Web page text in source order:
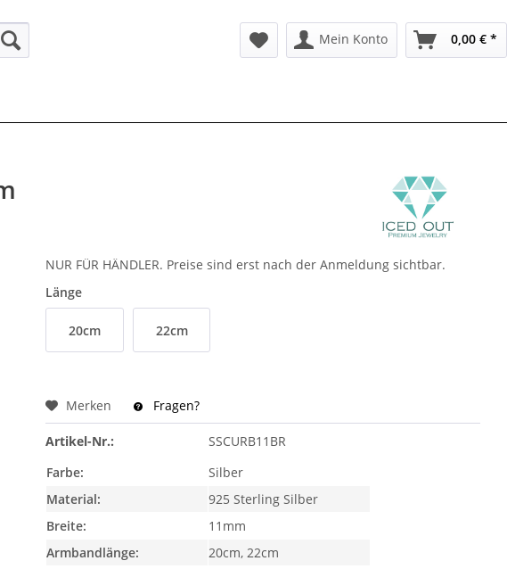
Mein Konto 0,00 € *
NUR FÜR HÄNDLER. Preise sind erst nach der Anmeldung sichtbar.
Länge
20cm 22cm
Merken Fragen?
Artikel-Nr.:
SSCURB11BR
Farbe:
Silber
Material:
925 Sterling Silber
Breite:
11mm
Armbandlänge:
20cm, 22cm